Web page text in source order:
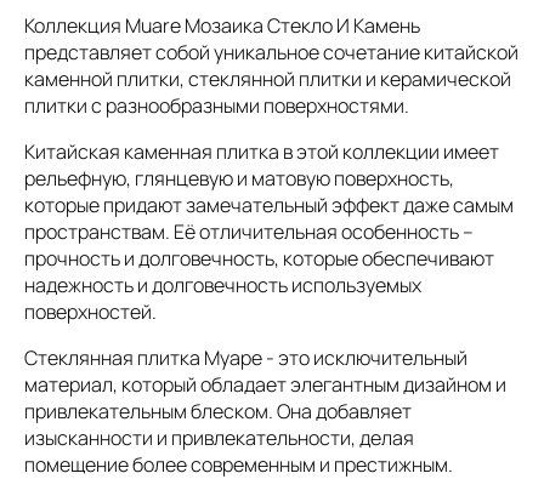
Коллекция Muare Мозаика Стекло И Камень
представляет собой уникальное сочетание китайской
каменной плитки, стеклянной плитки и керамической
плитки с разнообразными поверхностями.
Китайская каменная плитка в этой коллекции имеет
рельефную, глянцевую и матовую поверхность,
которые придают замечательный эффект даже самым
пространствам. Её отличительная особенность –
прочность и долговечность, которые обеспечивают
надежность и долговечность используемых
поверхностей.
Стеклянная плитка Муаре - это исключительный
материал, который обладает элегантным дизайном и
привлекательным блеском. Она добавляет
изысканности и привлекательности, делая
помещение более современным и престижным.